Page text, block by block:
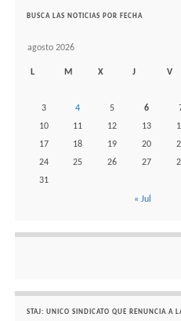
BUSCA LAS NOTICIAS POR FECHA
agosto 2026
L M X J V
3
4 5 6
10
11 12 13
17
18 19 20
24
25 26 27
31
« Jul
STAJ: UNICO SINDICATO QUE RENUNCIA A